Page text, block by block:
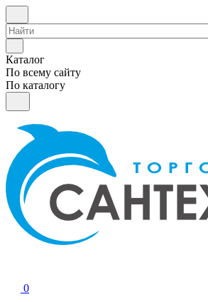
Каталог
По всему сайту
По каталогу
0